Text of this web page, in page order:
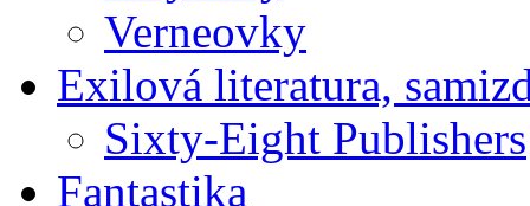
Verneovky
Exilová literatura,
Sixty-Eight Publishers
Fantastika